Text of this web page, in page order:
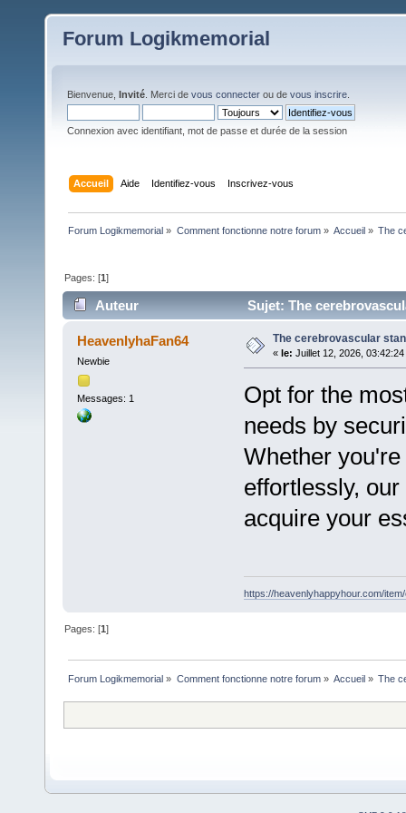
Forum Logikmemorial
Bienvenue, Invité . Merci de vous connecter ou de vous inscrire
Connexion avec identifiant, mot de passe et durée de la session
Accueil Aide Identifiez-vous Inscrivez-vous
Forum Logikmemorial » Comment fonctionne notre forum» Accueil» The
Pages: [1]
Auteur Sujet: The
HeavenlyhaFan64
Newbie
Messages: 1
The cerebrovascular
« le: Juillet 12, 2026,
Opt for the
needs by
Whether
effortlessly,
acquire your
https://heavenlyhappyhour.com/
Pages: [1]
Forum Logikmemorial » Comment fonctionne notre forum» Accueil» The